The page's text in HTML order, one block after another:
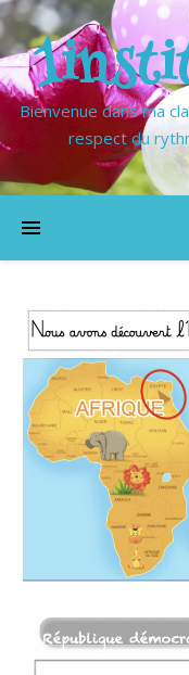
Bienvenue dans ma
respect du